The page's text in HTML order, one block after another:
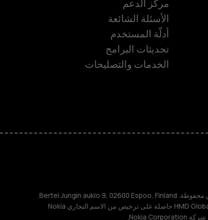
مركز الدعم
الأسئلة الشائعة
أدلّة المستخدم
تحديثات البرامج
الخدمات والتصليحات
TM و © 2026 HMD Global. جميع الحقوق محفوظة. Bertel Jungin aukio 9, 02600 Espoo, Finland.
مُعرِّف الشركة: 2724044-2. شركة HMD Global Oy حاصلة على ترخيص من الاسم التجاري Nokia